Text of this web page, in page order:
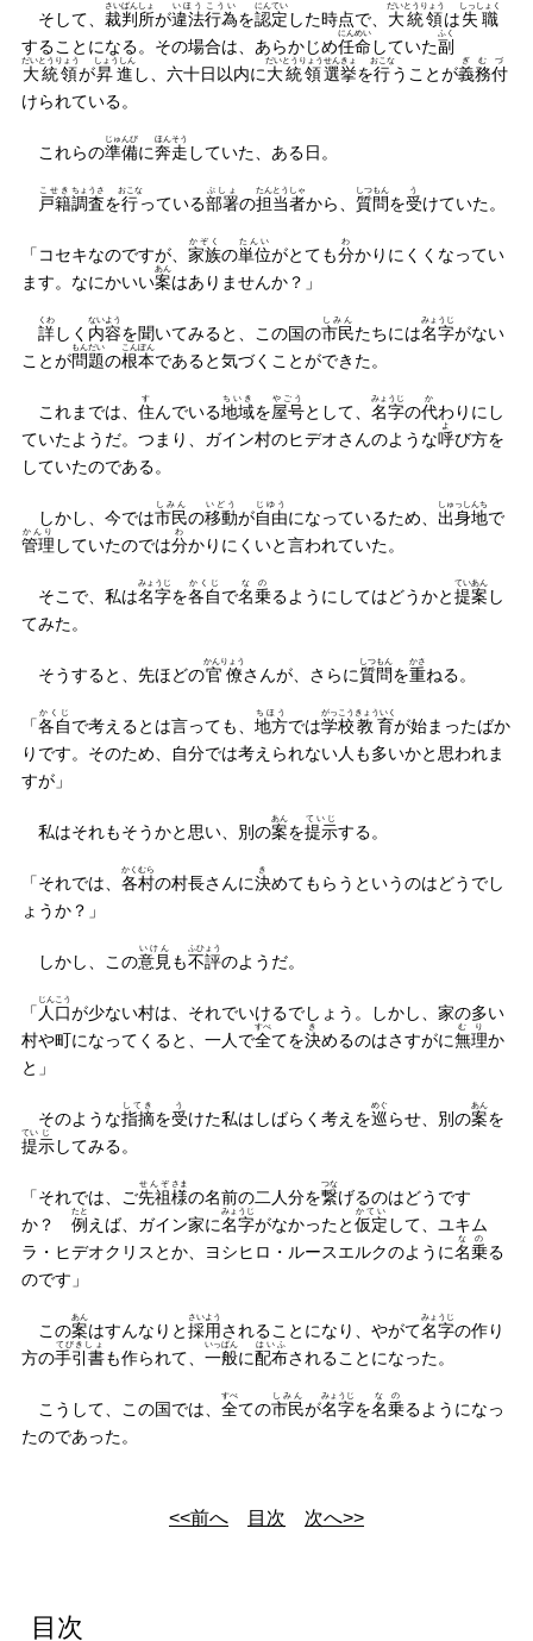
そして、 裁判所
さいばんしょ
が違法
いほう
行為
こうい
を認定
にんてい
した時点で、 大統領
だいとうりょう
は失職
しっしょく
することになる。その場合は、あらかじめ任命
にんめい
していた副
ふく
大統領
だいとうりょう
が昇進
しょうしん
し、六十日以内に大統領
だいとうりょう
選挙
せんきょ
を行
おこな
うことが義務付
ぎむづ
けられている。
これらの準備
じゅんび
に奔走
ほんそう
していた、ある日。
戸籍
こせき
調査
ちょうさ
を行
おこな
っている部署
ぶしょ
の担当者
たんとうしゃ
から、 質問
しつもん
を受
う
けていた。
「コセキなのですが、 家族
かぞく
の単位
たんい
がとても分
わ
かりにくくなってい
ます。なにかいい案
あん
はありませんか？」
詳
くわ
しく 内容
ないよう
を聞いてみると、この国の市民
しみん
たちには名字
みょうじ
がない
ことが問題
もんだい
の根本
こんぽん
であると気づくことができた。
これまでは、 住
す
んでいる地域
ちいき
を屋号
やごう
として、 名字
みょうじ
の代
か
わりにし
ていたようだ。つまり、ガイン村のヒデオさんのような呼
よ
び方を
していたのである。
しかし、今では市民
しみん
の移動
いどう
が自由
じゆう
になっているため、 出身地
しゅっしんち
で
管理
かんり
していたのでは分
わ
かりにくいと言われていた。
そこで、私は名字
みょうじ
を各自
かくじ
で名乗
なの
るようにしてはどうかと提案
ていあん
し
てみた。
そうすると、先ほどの官僚
かんりょう
さんが、さらに質問
しつもん
を重
かさ
ねる。
「各自
かくじ
で考えるとは言っても、 地方
ちほう
では学校
がっこう
教育
きょういく
が始まったばか
りです。そのため、自分では考えられない人も多いかと思われま
すが」
私はそれもそうかと思い、別の案
あん
を提示
ていじ
する。
「それでは、 各村
かくむら
の村長さんに決
き
めてもらうというのはどうでし
ょうか？」
しかし、この意見
いけん
も不評
ふひょう
のようだ。
「 人口
じんこう
が少ない村は、それでいけるでしょう。しかし、家の多い
村や町になってくると、一人で全
すべ
てを決
き
めるのはさすがに無理
むり
か
と」
そのような指摘
してき
を受
う
けた私はしばらく考えを巡
めぐ
らせ、別の案
あん
を
提
てい
示
じ
してみる。
「それでは、ご先祖
せんぞ
様
さま
の名前の二人分を繋
つな
げるのはどうです
か？ 例
たと
えば、ガイン家に名字
みょうじ
がなかったと仮定
かてい
して、ユキム
ラ・ヒデオクリスとか、ヨシヒロ・ルースエルクのように名乗
なの
る
のです」
この案
あん
はすんなりと採用
さいよう
されることになり、やがて名字
みょうじ
の作り
方の手引書
てびきしょ
も作られて、 一般
いっぱん
に配布
はいふ
されることになった。
こうして、この国では、 全
すべ
ての市民
しみん
が名字
みょうじ
を名乗
なの
るようになっ
たのであった。
<<前へ 目次 次へ>>
目次